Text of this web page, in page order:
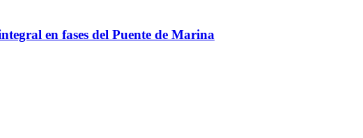
en fases del Puente de Marina